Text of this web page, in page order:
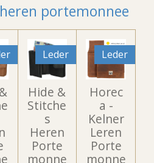
portemonnee
Leder
Hide &
Stitche
s
Heren
Porte
monne
Leder
Horec
a -
Kelner
Leren
Porte
monne